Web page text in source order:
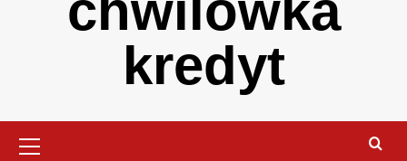
kredyt
Menu